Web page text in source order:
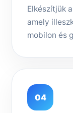
Elkészítjük
amely
mobilon és
04